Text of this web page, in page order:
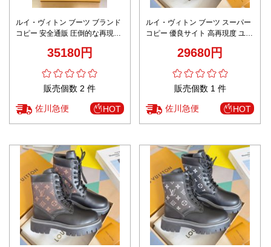
ルイ・ヴィトン ブーツ ブランド
コピー 安全通販 圧倒的な再現度
ル 上質感漂うデザイン 即納対応
35180円
販売個数 2 件
佐川急便 HOT
ルイ・ヴィトン ブーツ スーパー
コピー 優良サイト 高再現度 ユー
ル 上質感漂う仕上げ 安心通販
29680円
販売個数 1 件
佐川急便 HOT